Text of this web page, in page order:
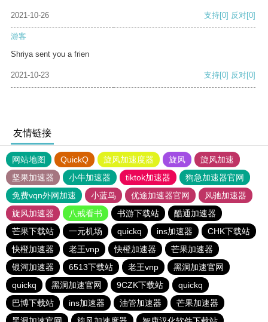
2021-10-26 支持[0] 反对[0]
游客
Shriya sent you a frien
2021-10-23 支持[0] 反对[0]
友情链接
网站地图 QuickQ 旋风加速度器 旋风
旋风加速
坚果加速器
小牛加速器 tiktok加速器
狗急加速器官网
免费vqn外网加速
小蓝鸟 优途加速器官网
风驰加速器
旋风加速器
八戒看书 书游下载站
酷通加速器
芒果下载站
一元机场 quickq ins加速器
CHK下载站
快橙加速器
老王vnp 快橙加速器
芒果加速器
银河加速器
6513下载站 老王vnp
黑洞加速官网
quickq
黑洞加速官网 9CZK下载站
quickq
巴博下载站
ins加速器 油管加速器
芒果加速器